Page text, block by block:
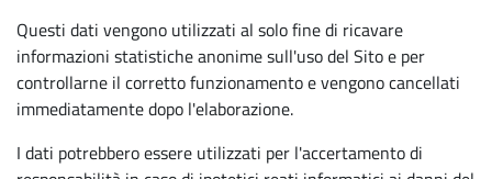
Questi dati vengono utilizzati al solo fine di ricavare
informazioni statistiche anonime sull'uso del Sito e per
controllarne il corretto funzionamento e vengono cancellati
immediatamente dopo l'elaborazione.
I dati potrebbero essere utilizzati per l'accertamento di